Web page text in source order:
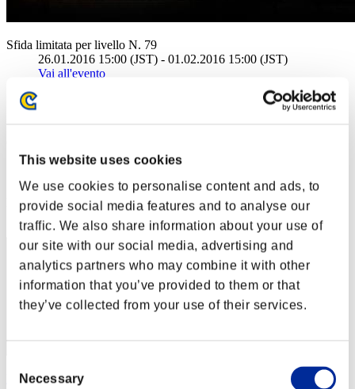
This website uses cookies
We use cookies to personalise content and ads, to
provide social media features and to analyse our
traffic. We also share information about your use of
our site with our social media, advertising and
analytics partners who may combine it with other
information that you’ve provided to them or that
they’ve collected from your use of their services.
Selection
Necessary
Sfida limitata per livello N. 79
26.01.2016 15:00 (JST) - 01.02.2016 15:00 (JST)
Vai all'evento
Posizione
Drunk_Fabiao